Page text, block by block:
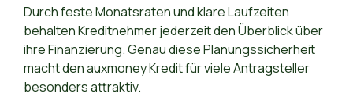
Durch feste Monatsraten und klare Laufzeiten
behalten Kreditnehmer jederzeit den Überblick über
ihre Finanzierung. Genau diese Planungssicherheit
macht den auxmoney Kredit für viele Antragsteller
besonders attraktiv.